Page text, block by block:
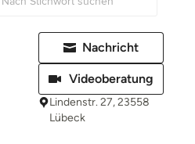
Nachricht
Videoberatung
Lindenstr. 27, 23558
Lübeck